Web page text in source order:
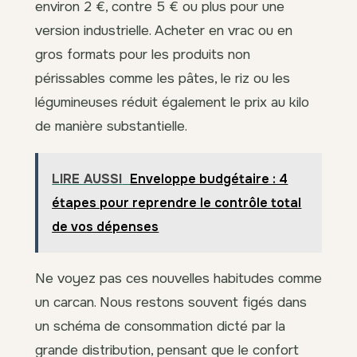
environ 2 €, contre 5 € ou plus pour une
version industrielle. Acheter en vrac ou en
gros formats pour les produits non
périssables comme les pâtes, le riz ou les
légumineuses réduit également le prix au kilo
de manière substantielle.
LIRE AUSSI Enveloppe budgétaire : 4
étapes pour reprendre le contrôle total
de vos dépenses
Ne voyez pas ces nouvelles habitudes comme
un carcan. Nous restons souvent figés dans
un schéma de consommation dicté par la
grande distribution, pensant que le confort